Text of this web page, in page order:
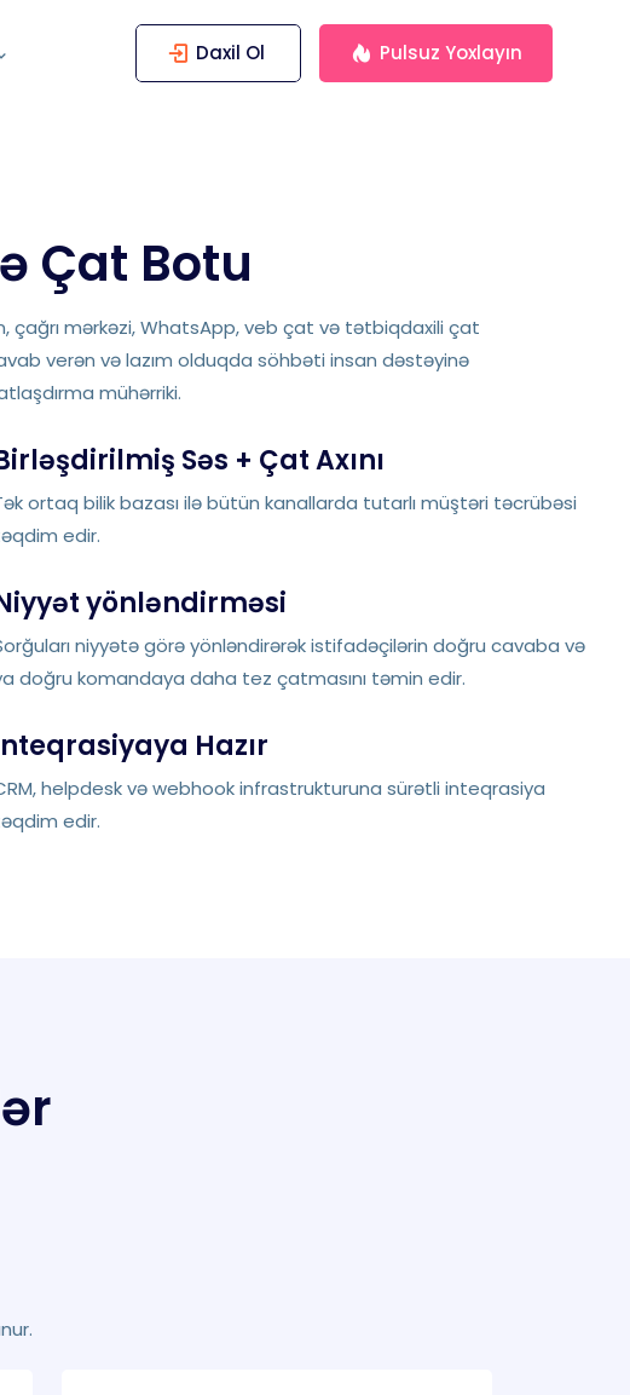
Daxil Ol Pulsuz Yoxlayın
Çat Botu
çağrı mərkəzi, WhatsApp, veb çat və tətbiqdaxili çat
verən və lazım olduqda söhbəti insan dəstəyinə
mühərriki.
Səs + Çat Axını
ortaq bilik bazası ilə bütün kanallarda tutarlı müştəri təcrübəsi
edir.
yönləndirməsi
niyyətə görə yönləndirərək istifadəçilərin doğru cavaba və
doğru komandaya daha tez çatmasını təmin edir.
Hazır
helpdesk və webhook infrastrukturuna sürətli inteqrasiya
edir.